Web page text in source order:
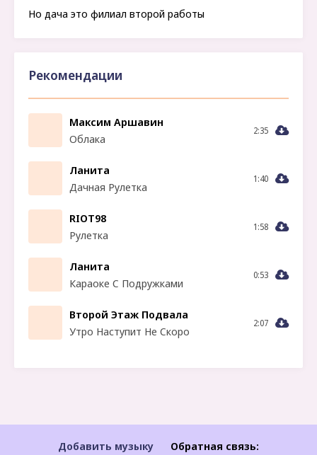
Но дача это филиал второй работы
Рекомендации
Максим Аршавин
Облака
2:35
Ланита
Дачная Рулетка
1:40
RIOT98
Рулетка
1:58
Ланита
Караоке С Подружками
0:53
Второй Этаж Подвала
Утро Наступит Не Скоро
2:07
Добавить музыку Обратная связь: